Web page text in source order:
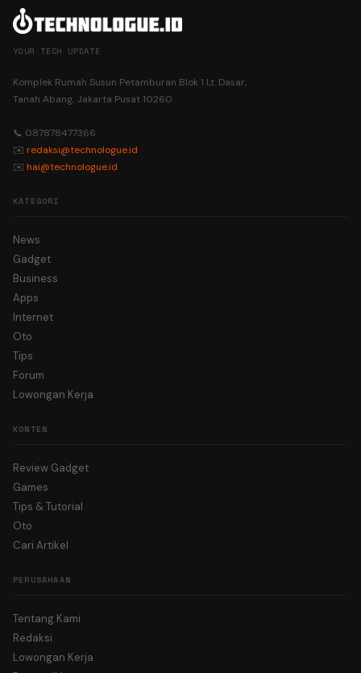
YOUR TECH UPDATE
Komplek Rumah Susun Petamburan Blok 1 Lt. Dasar,
Tanah Abang, Jakarta Pusat 10260
📞 087878477366
✉️ redaksi@technologue.id
✉️ hai@technologue.id
KATEGORI
News
Gadget
Business
Apps
Internet
Oto
Tips
Forum
Lowongan Kerja
KONTEN
Review Gadget
Games
Tips & Tutorial
Oto
Cari Artikel
PERUSAHAAN
Tentang Kami
Redaksi
Lowongan Kerja